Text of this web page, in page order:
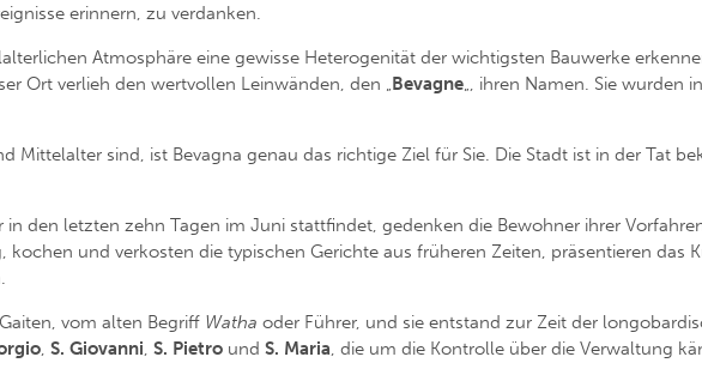
erinnern, zu verdanken.
Atmosphäre eine gewisse Heterogenität der wichtigsten Bauwerke
Ort verlieh den wertvollen Leinwänden, den „ Bevagne „, ihren Namen. Sie wurden
Mittelalter sind, ist Bevagna genau das richtige Ziel für Sie. Die Stadt ist in der Tat
den letzten zehn Tagen im Juni stattfindet, gedenken die Bewohner ihrer
und verkosten die typischen Gerichte aus früheren Zeiten, präsentieren das
vom alten Begriff Watha oder Führer, und sie entstand zur Zeit der
S. Giovanni S. Pietro und S. Maria , die um die Kontrolle über die Verwaltung